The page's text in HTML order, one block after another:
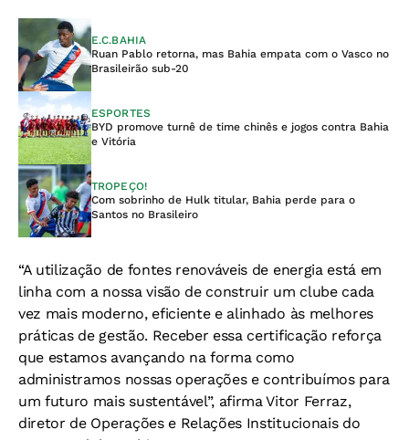
E.C.BAHIA
Ruan Pablo retorna, mas Bahia empata com o Vasco no
Brasileirão sub-20
ESPORTES
BYD promove turnê de time chinês e jogos contra Bahia
e Vitória
TROPEÇO!
Com sobrinho de Hulk titular, Bahia perde para o
Santos no Brasileiro
“A utilização de fontes renováveis de energia está em
linha com a nossa visão de construir um clube cada
vez mais moderno, eficiente e alinhado às melhores
práticas de gestão. Receber essa certificação reforça
que estamos avançando na forma como
administramos nossas operações e contribuímos para
um futuro mais sustentável”, afirma Vitor Ferraz,
diretor de Operações e Relações Institucionais do